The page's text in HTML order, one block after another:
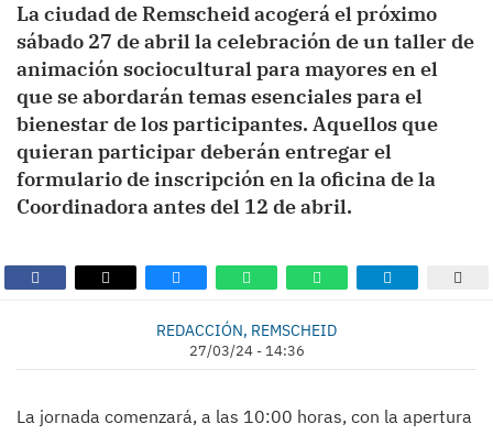
La ciudad de Remscheid acogerá el próximo
sábado 27 de abril la celebración de un taller de
animación sociocultural para mayores en el
que se abordarán temas esenciales para el
bienestar de los participantes. Aquellos que
quieran participar deberán entregar el
formulario de inscripción en la oficina de la
Coordinadora antes del 12 de abril.
REDACCIÓN, REMSCHEID
27/03/24 - 14:36
La jornada comenzará, a las 10:00 horas, con la apertura